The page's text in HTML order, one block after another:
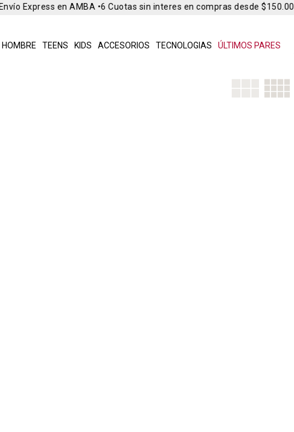
HOMBRE TEENS KIDS ACCESORIOS TECNOLOGIAS ÚLTIMOS PARES
Express en AMBA • 6 Cuotas sin interes en compras desde $150.000